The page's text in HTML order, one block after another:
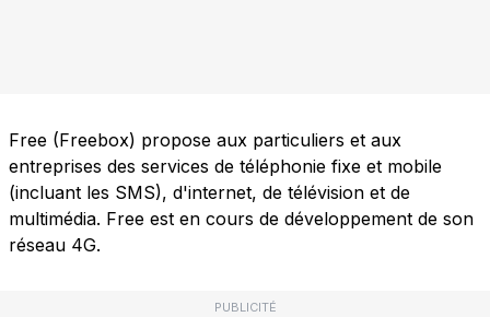
Free (Freebox) propose aux particuliers et aux
entreprises des services de téléphonie fixe et mobile
(incluant les SMS), d'internet, de télévision et de
multimédia. Free est en cours de développement de son
réseau 4G.
PUBLICITÉ